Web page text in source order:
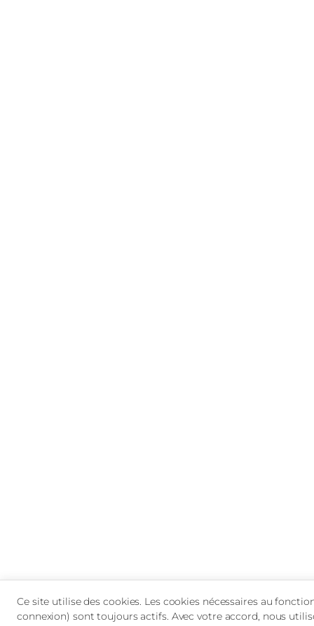
Ce site utilise des cookies. Les cookies nécessaires au
connexion) sont toujours actifs. Avec votre accord, nous